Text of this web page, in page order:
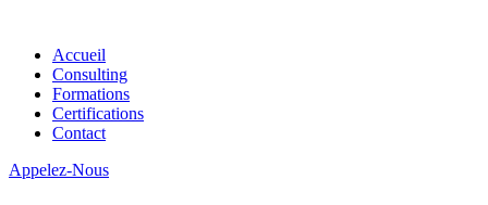
Accueil
Consulting
Formations
Certifications
Contact
Appelez-Nous